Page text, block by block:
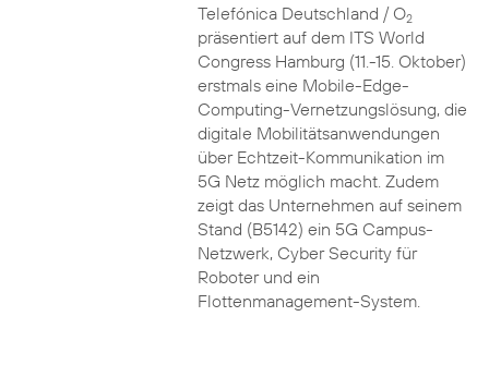
Telefónica Deutschland / O2
präsentiert auf dem ITS World
Congress Hamburg (11.-15. Oktober)
erstmals eine Mobile-Edge-
Computing-Vernetzungslösung, die
digitale Mobilitätsanwendungen
über Echtzeit-Kommunikation im
5G Netz möglich macht. Zudem
zeigt das Unternehmen auf seinem
Stand (B5142) ein 5G Campus-
Netzwerk, Cyber Security für
Roboter und ein
Flottenmanagement-System.